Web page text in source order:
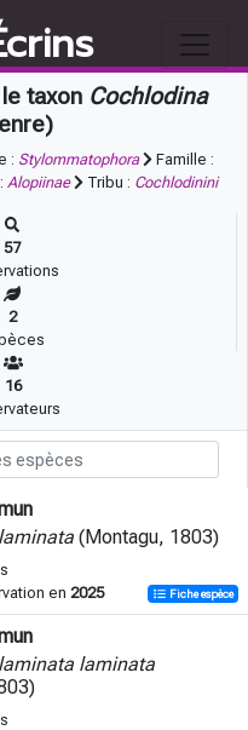
taxon Cochlodina
: Stylommatophora
Famille :
Alopiinae Tribu : Cochlodinini
57
2
16
(Montagu, 1803)
en 2025 Fiche espèce
laminata